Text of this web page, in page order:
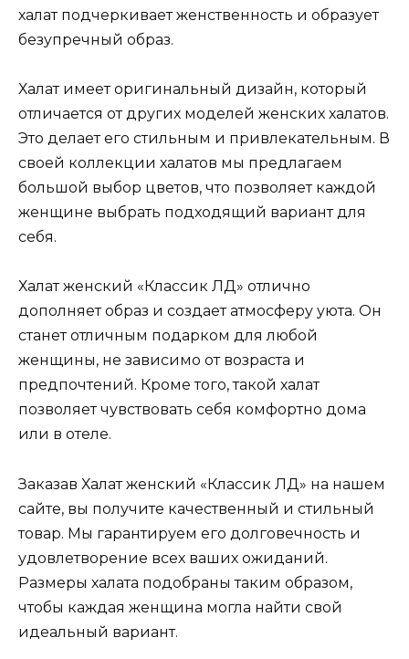
халат подчеркивает женственность и образует
безупречный образ.
Халат имеет оригинальный дизайн, который
отличается от других моделей женских халатов.
Это делает его стильным и привлекательным. В
своей коллекции халатов мы предлагаем
большой выбор цветов, что позволяет каждой
женщине выбрать подходящий вариант для
себя.
Халат женский «Классик ЛД» отлично
дополняет образ и создает атмосферу уюта. Он
станет отличным подарком для любой
женщины, не зависимо от возраста и
предпочтений. Кроме того, такой халат
позволяет чувствовать себя комфортно дома
или в отеле.
Заказав Халат женский «Классик ЛД» на нашем
сайте, вы получите качественный и стильный
товар. Мы гарантируем его долговечность и
удовлетворение всех ваших ожиданий.
Размеры халата подобраны таким образом,
чтобы каждая женщина могла найти свой
идеальный вариант.